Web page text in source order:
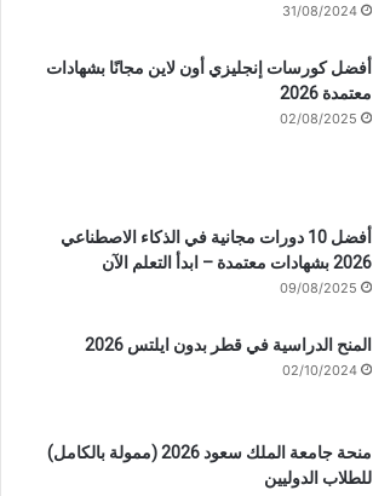
31/08/2024
أفضل كورسات إنجليزي أون لاين مجانًا بشهادات
معتمدة 2026
02/08/2025
أفضل 10 دورات مجانية في الذكاء الاصطناعي
2026 بشهادات معتمدة – ابدأ التعلم الآن
09/08/2025
المنح الدراسية في قطر بدون ايلتس 2026
02/10/2024
منحة جامعة الملك سعود 2026 (ممولة بالكامل)
للطلاب الدوليين